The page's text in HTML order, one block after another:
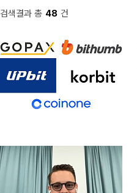
검색결과 총 48 건